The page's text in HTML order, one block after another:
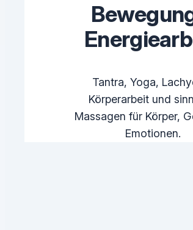
Tantra, Yoga,
Körperarbeit und
Massagen für Körper,
Emotionen.